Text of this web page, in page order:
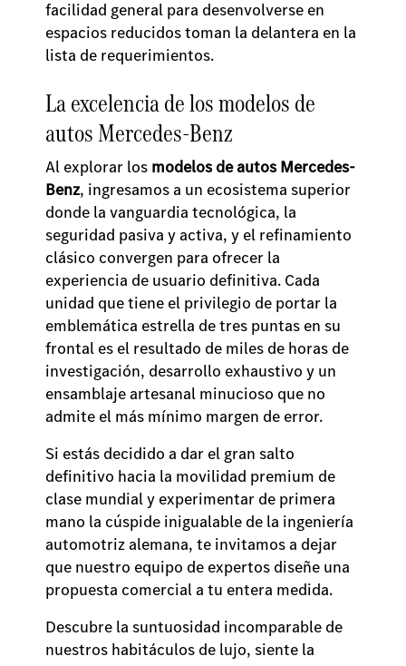
facilidad general para desenvolverse en
espacios reducidos toman la delantera en la
lista de requerimientos.
La excelencia de los modelos de
autos Mercedes-Benz
Al explorar los modelos de autos Mercedes-
Benz, ingresamos a un ecosistema superior
donde la vanguardia tecnológica, la
seguridad pasiva y activa, y el refinamiento
clásico convergen para ofrecer la
experiencia de usuario definitiva. Cada
unidad que tiene el privilegio de portar la
emblemática estrella de tres puntas en su
frontal es el resultado de miles de horas de
investigación, desarrollo exhaustivo y un
ensamblaje artesanal minucioso que no
admite el más mínimo margen de error.
Si estás decidido a dar el gran salto
definitivo hacia la movilidad premium de
clase mundial y experimentar de primera
mano la cúspide inigualable de la ingeniería
automotriz alemana, te invitamos a dejar
que nuestro equipo de expertos diseñe una
propuesta comercial a tu entera medida.
Descubre la suntuosidad incomparable de
nuestros habitáculos de lujo, siente la